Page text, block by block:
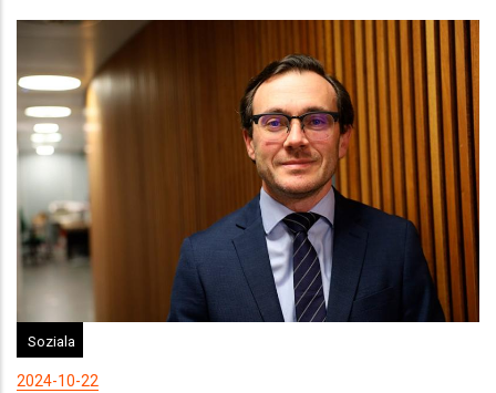
Soziala
2024-10-22